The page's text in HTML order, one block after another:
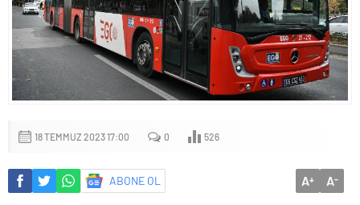
18 TEMMUZ 2023 17:00 0 526
ABONE OL A+ A-